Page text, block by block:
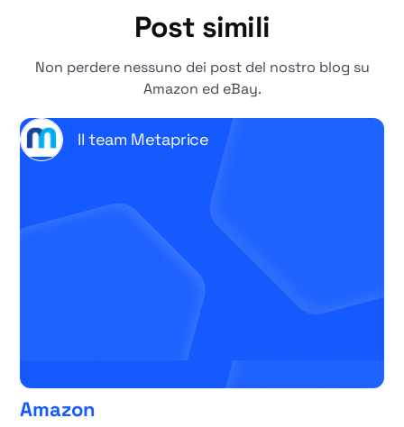
Post simili
Non perdere nessuno dei post del nostro blog su
Amazon ed eBay.
Il team Metaprice
Amazon